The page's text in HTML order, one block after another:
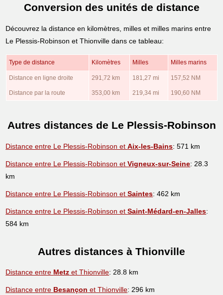
Conversion des unités de distance
Découvrez la distance en kilomètres, milles et milles marins entre
Le Plessis-Robinson et Thionville dans ce tableau:
Type de distance Kilomètres Milles Milles marins
Distance en ligne droite 291,72 km 181,27 mi 157,52 NM
Distance par la route 353,00 km 219,34 mi 190,60 NM
Autres distances de Le Plessis-Robinson
Distance entre Le Plessis-Robinson etAix-les-Bains: 571 km
Distance entre Le Plessis-Robinson etVigneux-sur-Seine: 28.3
km
Distance entre Le Plessis-Robinson etSaintes: 462 km
Distance entre Le Plessis-Robinson etSaint-Médard-en-Jalles:
584 km
Autres distances à Thionville
Distance entre Metz et Thionville: 28.8 km
Distance entre Besançon et Thionville: 296 km